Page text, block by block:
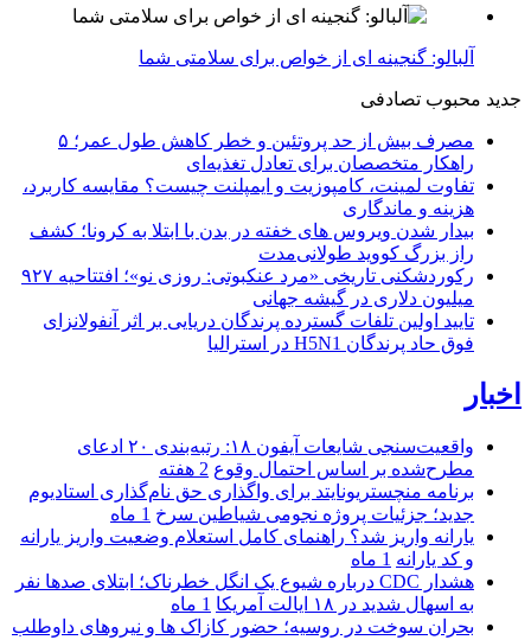
آلبالو: گنجینه ای از خواص برای سلامتی شما
جدید محبوب تصادفی
مصرف بیش از حد پروتئین و خطر کاهش طول عمر؛ ۵
راهکار متخصصان برای تعادل تغذیه‌ای
تفاوت لمینت، کامپوزیت و ایمپلنت چیست؟ مقایسه کاربرد،
هزینه و ماندگاری
بیدار شدن ویروس‌ های خفته در بدن با ابتلا به کرونا؛ کشف
راز بزرگ کووید طولانی‌مدت
رکوردشکنی تاریخی «مرد عنکبوتی: روزی نو»؛ افتتاحیه ۹۲۷
میلیون دلاری در گیشه جهانی
تایید اولین تلفات گسترده پرندگان دریایی بر اثر آنفولانزای
فوق حاد پرندگان H5N1 در استرالیا
اخبار
واقعیت‌سنجی شایعات آیفون ۱۸: رتبه‌بندی ۲۰ ادعای
مطرح‌شده بر اساس احتمال وقوع 2 هفته
برنامه منچستریونایتد برای واگذاری حق نام‌گذاری استادیوم
جدید؛ جزئیات پروژه نجومی شیاطین سرخ 1 ماه
یارانه واریز شد؟ راهنمای کامل استعلام وضعیت واریز یارانه
و کد یارانه 1 ماه
هشدار CDC درباره شیوع یک انگل خطرناک؛ ابتلای صدها نفر
به اسهال شدید در ۱۸ ایالت آمریکا
1 ماه
بحران سوخت در روسیه؛ حضور کازاک‌ ها و نیروهای داوطلب